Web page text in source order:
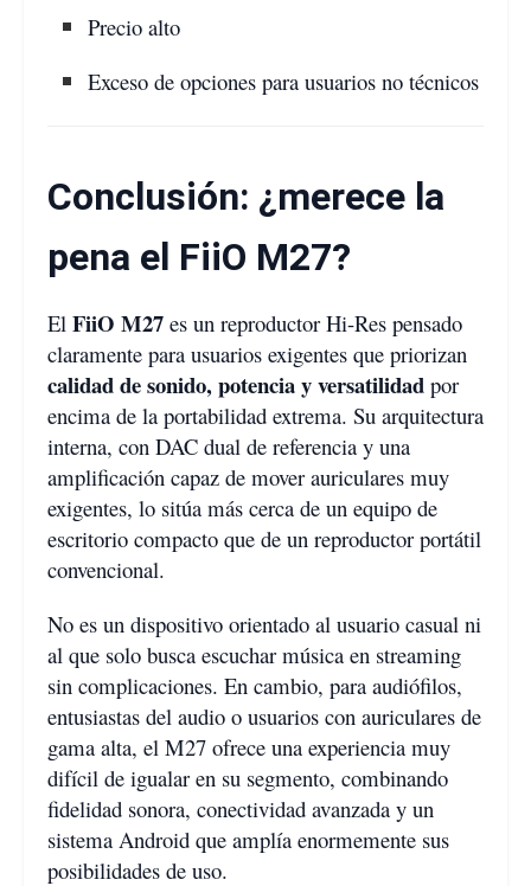
Precio alto
Exceso de opciones para usuarios no técnicos
Conclusión: ¿merece la
pena el FiiO M27?
El FiiO M27 es un reproductor Hi-Res pensado
claramente para usuarios exigentes que priorizan
calidad de sonido, potencia y versatilidad por
encima de la portabilidad extrema. Su arquitectura
interna, con DAC dual de referencia y una
amplificación capaz de mover auriculares muy
exigentes, lo sitúa más cerca de un equipo de
escritorio compacto que de un reproductor portátil
convencional.
No es un dispositivo orientado al usuario casual ni
al que solo busca escuchar música en streaming
sin complicaciones. En cambio, para audiófilos,
entusiastas del audio o usuarios con auriculares de
gama alta, el M27 ofrece una experiencia muy
difícil de igualar en su segmento, combinando
fidelidad sonora, conectividad avanzada y un
sistema Android que amplía enormemente sus
posibilidades de uso.